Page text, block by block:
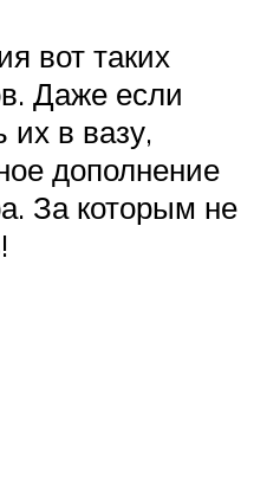
вот таких
Даже если
их в вазу,
дополнение
За которым не